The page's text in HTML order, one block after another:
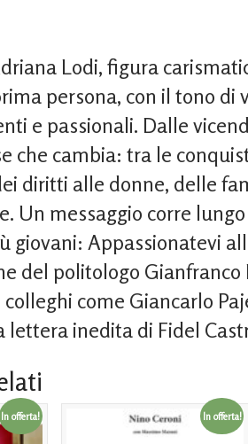
Lodi, figura
persona, con il tono di
e passionali. Dalle
che cambia: tra le
diritti alle donne, delle
Un messaggio corre
giovani: Appassionatevi
del politologo Gianfranco
come Giancarlo
lettera inedita di Fidel
In offerta! In offerta!